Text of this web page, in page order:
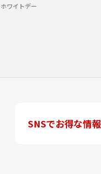
ホワイトデー
SNSでお得な情